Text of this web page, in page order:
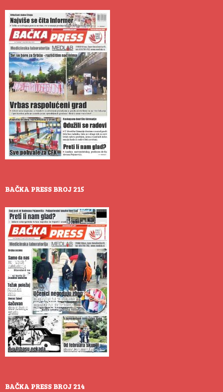
BAČKA PRESS BROJ 215
BAČKA PRESS BROJ 214